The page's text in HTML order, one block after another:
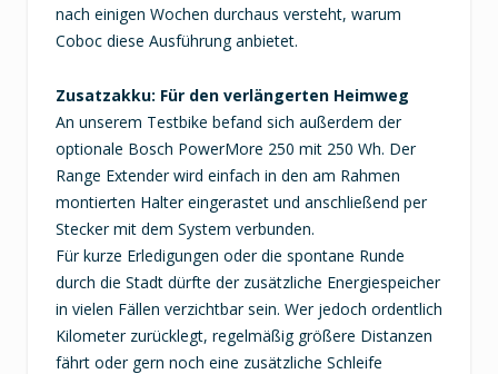
nach einigen Wochen durchaus versteht, warum
Coboc diese Ausführung anbietet.
Zusatzakku: Für den verlängerten Heimweg
An unserem Testbike befand sich außerdem der
optionale Bosch PowerMore 250 mit 250 Wh. Der
Range Extender wird einfach in den am Rahmen
montierten Halter eingerastet und anschließend per
Stecker mit dem System verbunden.
Für kurze Erledigungen oder die spontane Runde
durch die Stadt dürfte der zusätzliche Energiespeicher
in vielen Fällen verzichtbar sein. Wer jedoch ordentlich
Kilometer zurücklegt, regelmäßig größere Distanzen
fährt oder gern noch eine zusätzliche Schleife